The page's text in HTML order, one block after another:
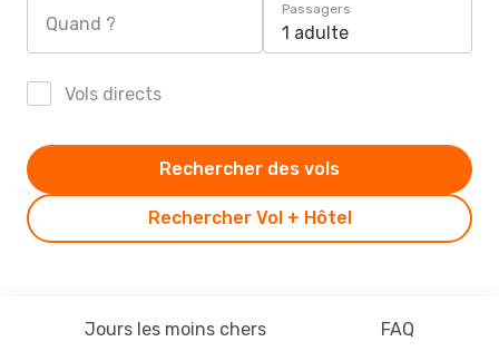
Quand ?
Passagers
1 adulte
Vols directs
Rechercher Vol + Hôtel
Rechercher des vols
Jours les moins chers FAQ